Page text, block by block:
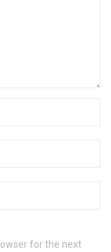
for the next